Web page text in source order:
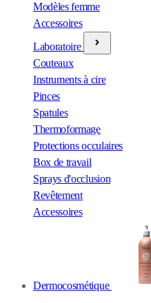
Modèles femme
Accessoires
Laboratoire
Couteaux
Instruments à cire
Pinces
Spatules
Thermoformage
Protections occulaires
Box de travail
Sprays d'occlusion
Revêtement
Accessoires
Dermocosmétique